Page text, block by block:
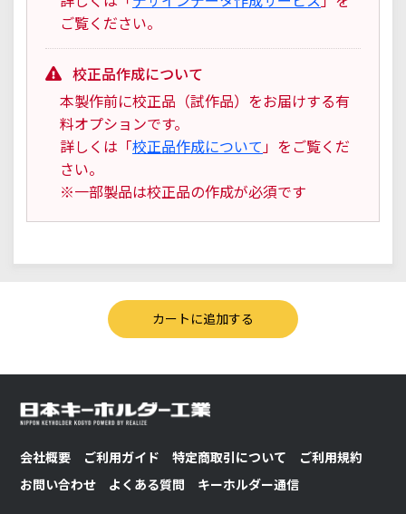
ご覧ください。
校正品作成について
本製作前に校正品（試作品）をお届けする有
料オプションです。
詳しくは「校正品作成について 」をご覧くだ
さい。
※一部製品は校正品の作成が必須です
会社概要 ご利用ガイド 特定商取引について
ご利用規約
お問い合わせ
よくある質問 キーホルダー通信